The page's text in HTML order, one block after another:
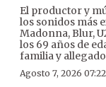
El productor y
los sonidos más
Madonna, Blur,
los 69 años de
familia y
Agosto 7, 2026